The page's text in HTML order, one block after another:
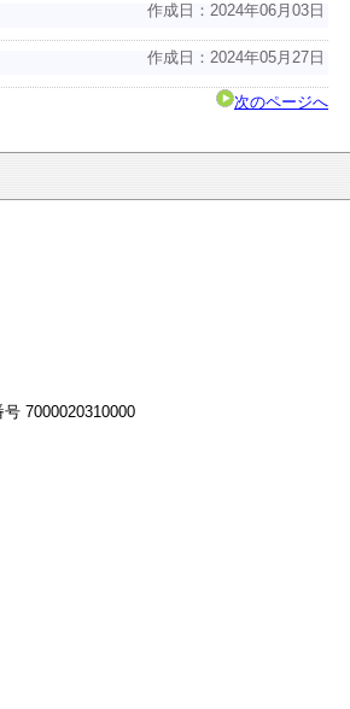
作成日：2024年06月03日
作成日：2024年05月27日
次のページへ
7000020310000